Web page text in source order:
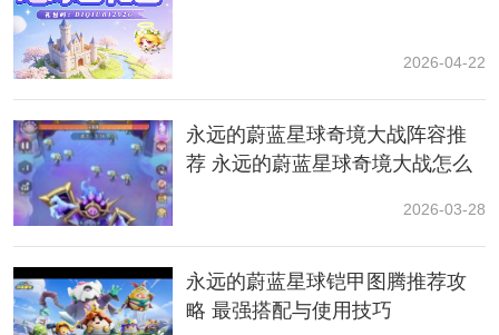
宠物碎片达到要求后可以进行升星操作，每次升星都会
带来攻击力、职业攻击以及职业伤害继承率等属性成
长。尤其是高星宠物，在后期副本中的表现往往会出现
3.喂养玩法 简单，战力提升看得见
宠物等级提升后能够持续增加攻击属性，不需要复杂操
作，只要获得对应培养材料就能完成升级。对于刚接触
宠物系统的新手来说，上手难度并不高。
2026-04-22
永远的蔚蓝星球奇境大战阵容推
荐 永远的蔚蓝星球奇境大战怎么
2026-03-28
永远的蔚蓝星球铠甲图腾推荐攻
略 最强搭配与使用技巧